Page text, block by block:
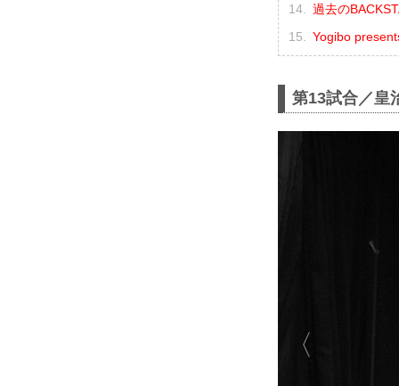
過去の
Yogibo
第13試合／皇